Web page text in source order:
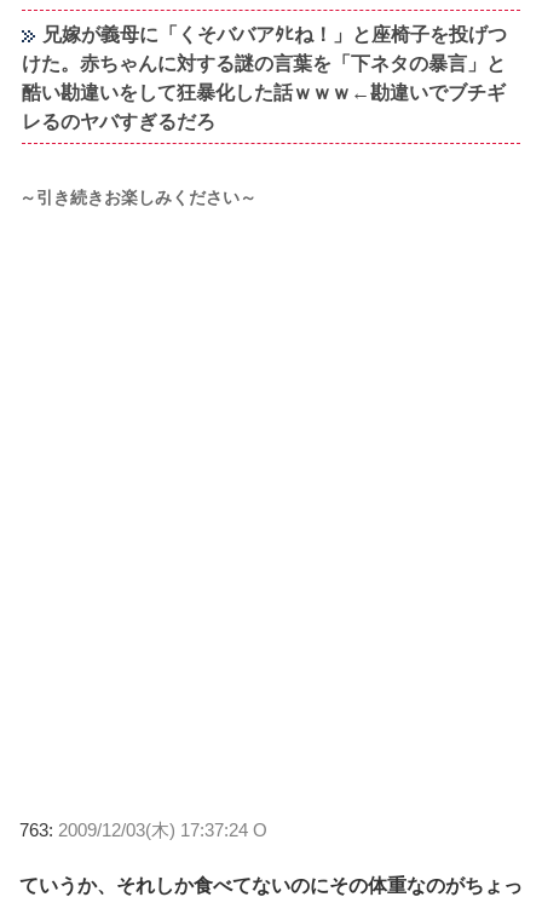
兄嫁が義母に「くそババアﾀﾋね！」と座椅子を投げつ
けた。赤ちゃんに対する謎の言葉を「下ネタの暴言」と
酷い勘違いをして狂暴化した話ｗｗｗ←勘違いでブチギ
レるのヤバすぎるだろ
～引き続きお楽しみください～
763: 2009/12/03(木) 17:37:24 O
ていうか、それしか食べてないのにその体重なのがちょっ